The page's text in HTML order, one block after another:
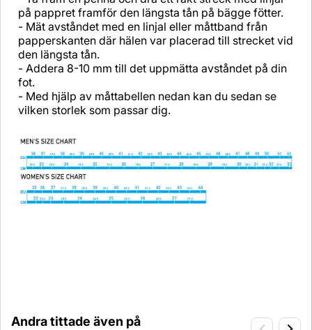
på pappret framför den längsta tån på bägge fötter.
- Mät avståndet med en linjal eller måttband från
papperskanten där hälen var placerad till strecket vid
den längsta tån.
- Addera 8-10 mm till det uppmätta avståndet på din
fot.
- Med hjälp av måttabellen nedan kan du sedan se
vilken storlek som passar dig.
Andra tittade även på